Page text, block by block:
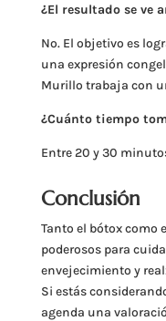
¿El resultado se ve
No. El objetivo es
una expresión
Murillo trabaja con
¿Cuánto tiempo
Entre 20 y 30
Conclusión
Tanto el bótox como
poderosos para
envejecimiento y
Si estás
agenda una